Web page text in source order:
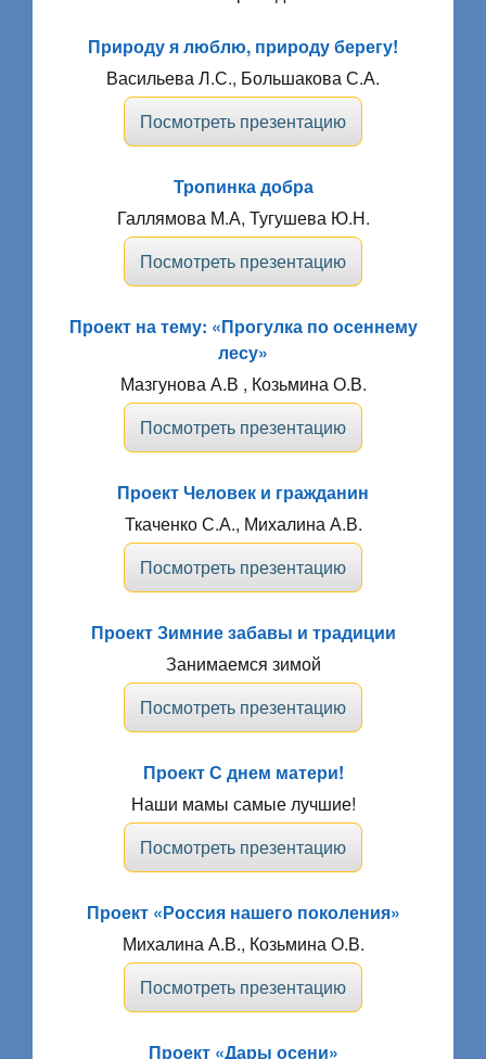
Природу я люблю, природу берегу!
Васильева Л.С., Большакова С.А.
Посмотреть презентацию
Тропинка добра
Галлямова М.А, Тугушева Ю.Н.
Посмотреть презентацию
Проект на тему: «Прогулка по осеннему
лесу»
Мазгунова А.В , Козьмина О.В.
Посмотреть презентацию
Проект Человек и гражданин
Ткаченко С.А., Михалина А.В.
Посмотреть презентацию
Проект Зимние забавы и традиции
Занимаемся зимой
Посмотреть презентацию
Проект С днем матери!
Наши мамы самые лучшие!
Посмотреть презентацию
Проект «Россия нашего поколения»
Михалина А.В., Козьмина О.В.
Посмотреть презентацию
Проект «Дары осени»